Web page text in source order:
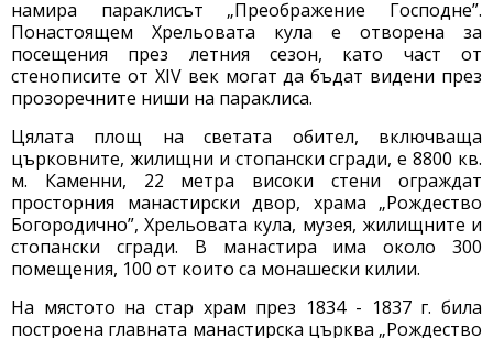
намира параклисът „Преображение Господне”.
Понастоящем Хрельовата кула е отворена за
посещения през летния сезон, като част от
стенописите от XIV век могат да бъдат видени през
прозоречните ниши на параклиса.
Цялата площ на светата обител, включваща
църковните, жилищни и стопански сгради, е 8800 кв.
м. Каменни, 22 метра високи стени ограждат
просторния манастирски двор, храма „Рождество
Богородично”, Хрельовата кула, музея, жилищните и
стопански сгради. В манастира има около 300
помещения, 100 от които са монашески килии.
На мястото на стар храм през 1834 - 1837 г. била
построена главната манастирска църква „Рождество